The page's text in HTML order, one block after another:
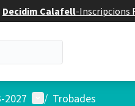
Decidim Calafell-Inscripcions
2027 Menú d'usuari
/ Trobades